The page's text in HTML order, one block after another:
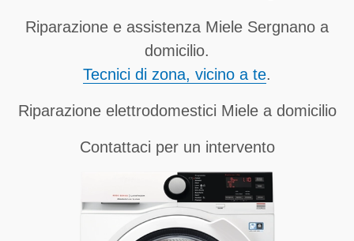
Riparazione e assistenza Miele Sergnano a
domicilio.
Tecnici di zona, vicino a te.
Riparazione elettrodomestici Miele a domicilio
Contattaci per un intervento